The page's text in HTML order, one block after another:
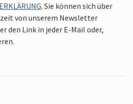
. Sie können sich über
von unserem Newsletter
den Link in jeder E-Mail oder,